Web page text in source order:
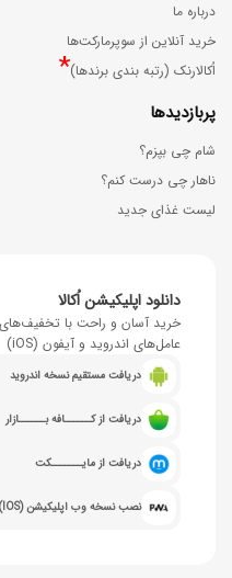
درباره ما
خرید آنلاین از سوپرمارکت‌ها
اُکالارنک (رتبه بندی برندها)*
پربازدیدها
شام چی بپزم؟
ناهار چی درست کنم؟
لیست غذای جدید
دانلود اپلیکیشن اُکالا
خرید آسان و راحت با
عامل‌های اندروید و آیفون (iOS)
دریافت مستقیم نسخه اندروید
دریافت از کــــــافه بــــــازار
دریافت از مایـــــــکت
نصب نسخه وب اپلیکیشن (IOS)